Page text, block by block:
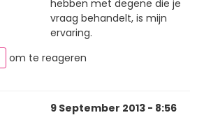
hebben met degene die je
vraag behandelt, is mijn
ervaring.
om te reageren
9 September 2013 - 8:56